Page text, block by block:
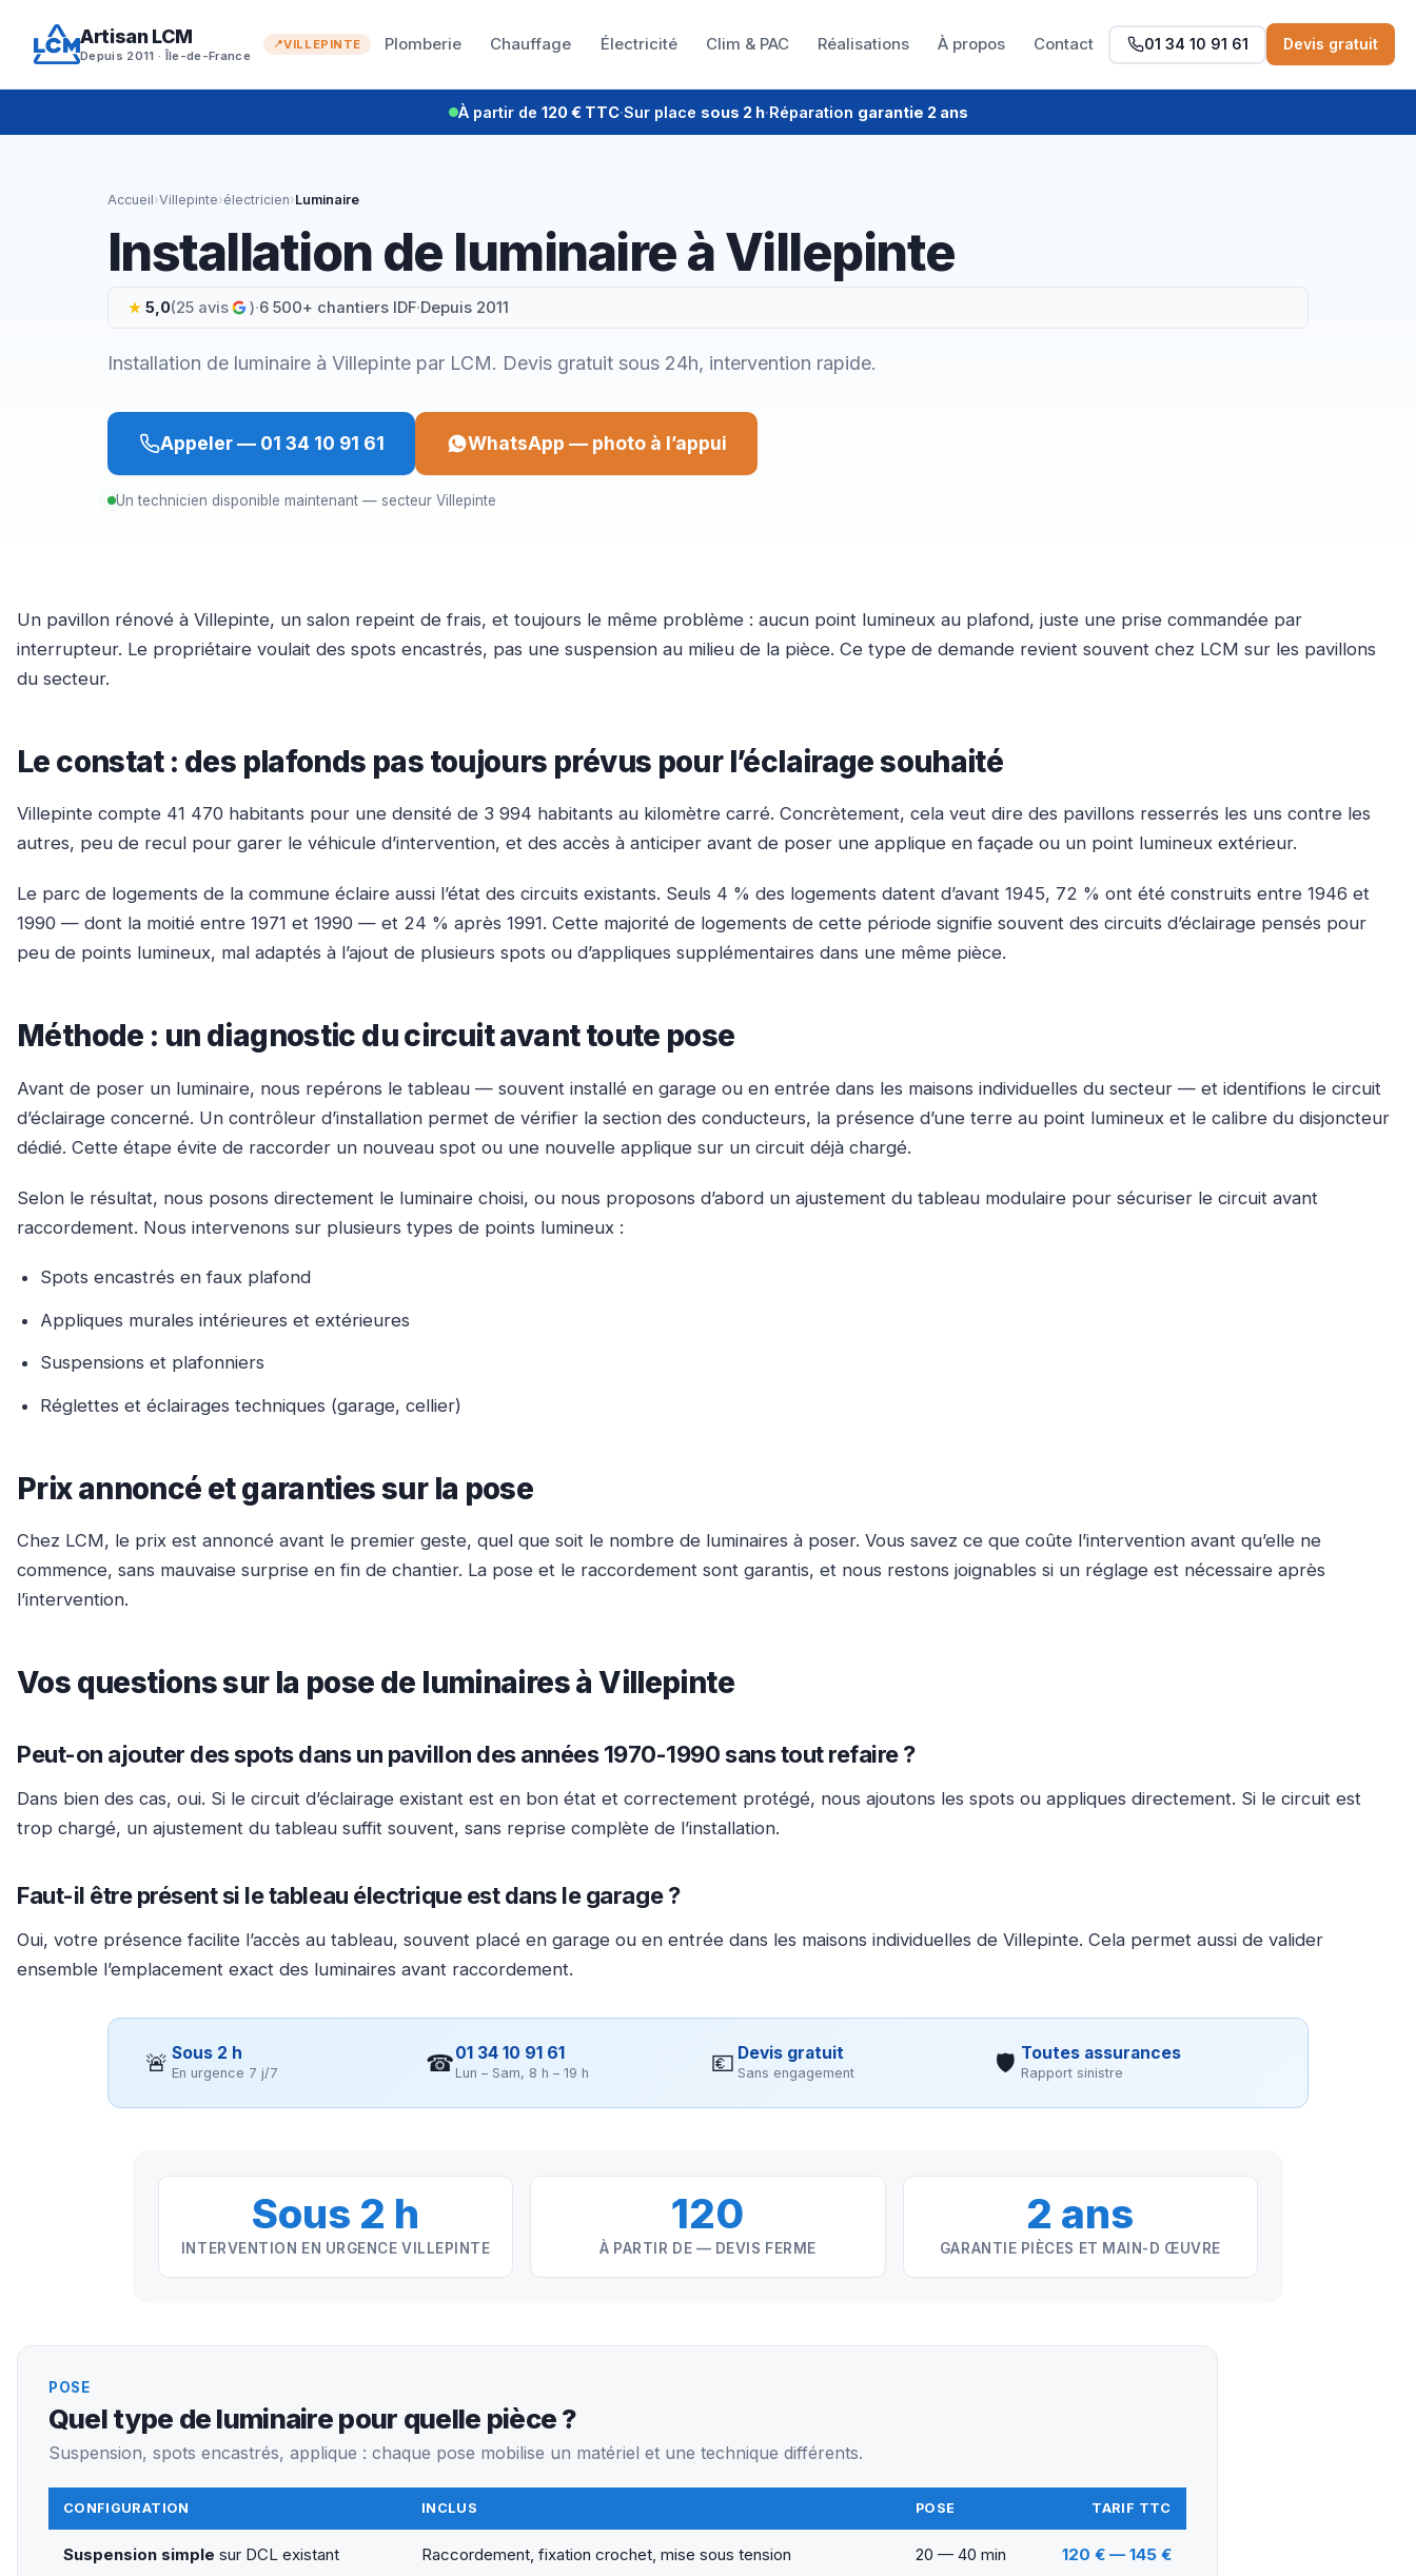
contenu
Artisan LCM
Depuis 2011 · Île-de-France
VILLEPINTE Plomberie Chauffage Électricité Clim & PAC Réalisations À propos Contact 01 34 10 91 61 Devis gratuit
À partir de 120 € TTC·Sur place sous 2 h·Réparation garantie 2 ans
Accueil›Villepinte›électricien›Luminaire
Installation de luminaire à Villepinte
5,0(25 avis )·6 500+ chantiers IDF·Depuis 2011
Installation de luminaire à Villepinte par LCM. Devis gratuit sous 24h, intervention rapide.
Appeler — 01 34 10 91 61 WhatsApp — photo à l’appui
Un technicien disponible maintenant — secteur Villepinte
Un pavillon rénové à Villepinte, un salon repeint de frais, et toujours le même problème : aucun point lumineux au plafond, juste une prise commandée par
interrupteur. Le propriétaire voulait des spots encastrés, pas une suspension au milieu de la pièce. Ce type de demande revient souvent chez LCM sur les pavillons
du secteur.
Le constat : des plafonds pas toujours prévus pour l’éclairage souhaité
Villepinte compte 41 470 habitants pour une densité de 3 994 habitants au kilomètre carré. Concrètement, cela veut dire des pavillons resserrés les uns contre les
autres, peu de recul pour garer le véhicule d’intervention, et des accès à anticiper avant de poser une applique en façade ou un point lumineux extérieur.
Le parc de logements de la commune éclaire aussi l’état des circuits existants. Seuls 4 % des logements datent d’avant 1945, 72 % ont été construits entre 1946 et
1990 — dont la moitié entre 1971 et 1990 — et 24 % après 1991. Cette majorité de logements de cette période signifie souvent des circuits d’éclairage pensés pour
peu de points lumineux, mal adaptés à l’ajout de plusieurs spots ou d’appliques supplémentaires dans une même pièce.
Méthode : un diagnostic du circuit avant toute pose
Avant de poser un luminaire, nous repérons le tableau — souvent installé en garage ou en entrée dans les maisons individuelles du secteur — et identifions le circuit
d’éclairage concerné. Un contrôleur d’installation permet de vérifier la section des conducteurs, la présence d’une terre au point lumineux et le calibre du disjoncteur
dédié. Cette étape évite de raccorder un nouveau spot ou une nouvelle applique sur un circuit déjà chargé.
Selon le résultat, nous posons directement le luminaire choisi, ou nous proposons d’abord un ajustement du tableau modulaire pour sécuriser le circuit avant
raccordement. Nous intervenons sur plusieurs types de points lumineux :
Spots encastrés en faux plafond
Appliques murales intérieures et extérieures
Suspensions et plafonniers
Réglettes et éclairages techniques (garage, cellier)
Prix annoncé et garanties sur la pose
Chez LCM, le prix est annoncé avant le premier geste, quel que soit le nombre de luminaires à poser. Vous savez ce que coûte l’intervention avant qu’elle ne
commence, sans mauvaise surprise en fin de chantier. La pose et le raccordement sont garantis, et nous restons joignables si un réglage est nécessaire après
l’intervention.
Vos questions sur la pose de luminaires à Villepinte
Peut-on ajouter des spots dans un pavillon des années 1970-1990 sans tout refaire ?
Dans bien des cas, oui. Si le circuit d’éclairage existant est en bon état et correctement protégé, nous ajoutons les spots ou appliques directement. Si le circuit est
trop chargé, un ajustement du tableau suffit souvent, sans reprise complète de l’installation.
Faut-il être présent si le tableau électrique est dans le garage ?
Oui, votre présence facilite l’accès au tableau, souvent placé en garage ou en entrée dans les maisons individuelles de Villepinte. Cela permet aussi de valider
ensemble l’emplacement exact des luminaires avant raccordement.
🚨 Sous 2 h
En urgence 7 j/7 ☎01 34 10 91 61
Lun – Sam, 8 h – 19 h 💶 Devis gratuit
Sans engagement 🛡 Toutes assurances
Rapport sinistre
Sous 2 h
INTERVENTION EN URGENCE VILLEPINTE
120
À PARTIR DE — DEVIS FERME
2 ans
GARANTIE PIÈCES ET MAIN-D ŒUVRE
POSE
Quel type de luminaire pour quelle pièce ?
Suspension, spots encastrés, applique : chaque pose mobilise un matériel et une technique différents.
CONFIGURATION INCLUS POSE TARIF TTC
Suspension simple sur DCL existant Raccordement, fixation crochet, mise sous tension 20 — 40 min 120 € — 145 €